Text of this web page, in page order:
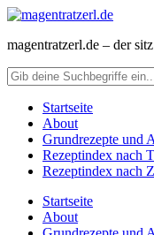
magentratzerl.de – der
Startseite
About
Grundrezepte und
Rezeptindex nach
Rezeptindex nach
Startseite
About